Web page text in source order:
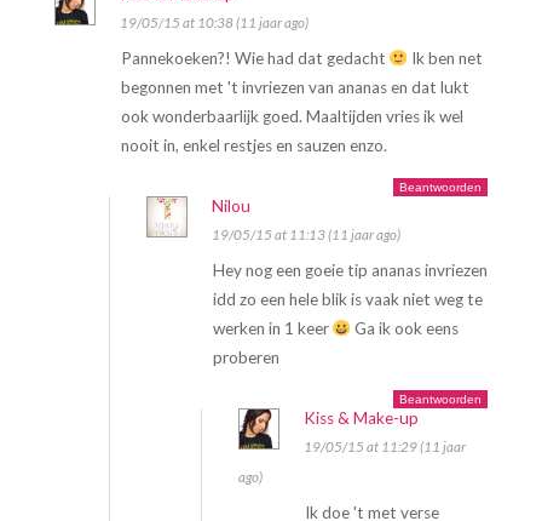
19/05/15 at 10:38 (11 jaar ago)
Pannekoeken?! Wie had dat gedacht
Ik ben net
begonnen met 't invriezen van ananas en dat lukt
ook wonderbaarlijk goed. Maaltijden vries ik wel
nooit in, enkel restjes en sauzen enzo.
Beantwoorden
Nilou
19/05/15 at 11:13 (11 jaar ago)
Hey nog een goeie tip ananas invriezen
idd zo een hele blik is vaak niet weg te
werken in 1 keer
Ga ik ook eens
proberen
Beantwoorden
Kiss & Make-up
19/05/15 at 11:29 (11 jaar
ago)
Ik doe 't met verse